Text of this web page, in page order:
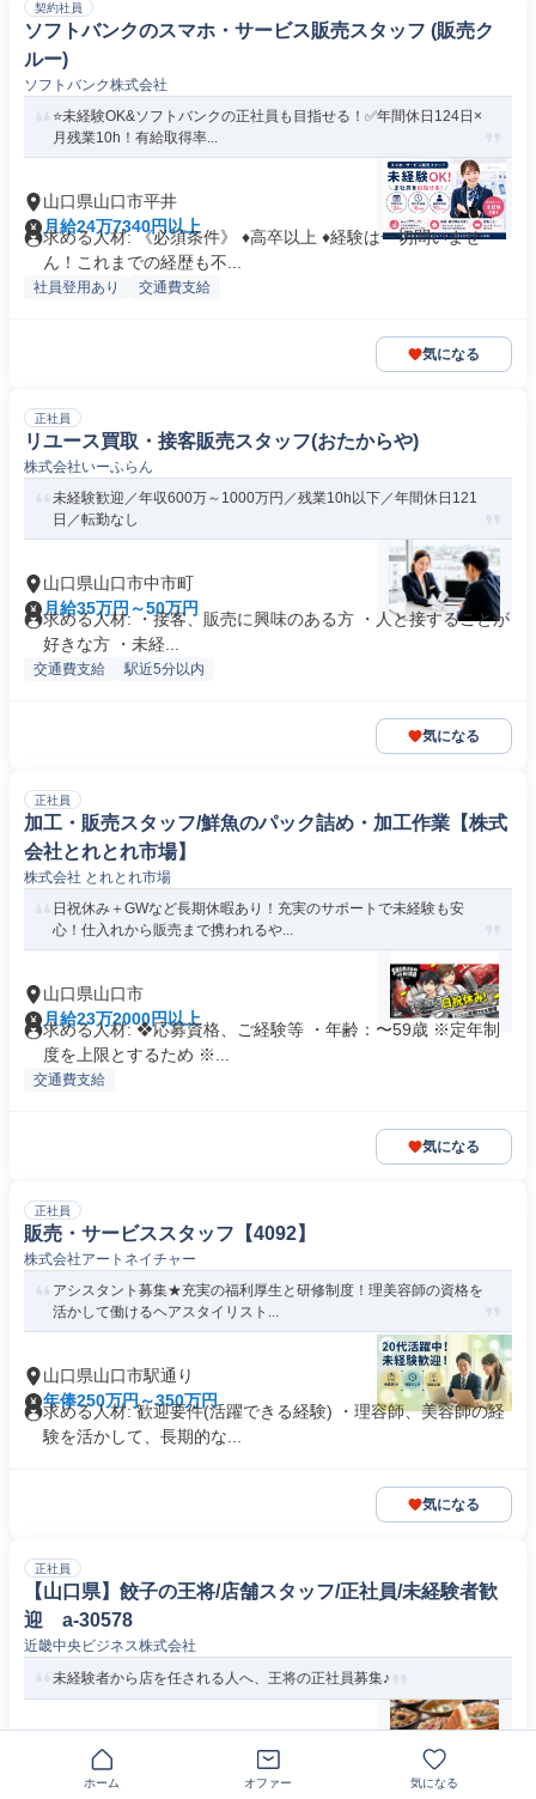
契約社員
ソフトバンクのスマホ・サービス販売スタッフ (販売ク
ルー)
ソフトバンク株式会社
⭐未経験OK&ソフトバンクの正社員も目指せる！✅年間休日124日×
月残業10h！有給取得率...
山口県山口市平井
月給24万7340円以上
求める人材: 《必須条件》 ♦高卒以上 ♦経験は一切問いませ
ん！これまでの経歴も不...
社員登用あり 交通費支給
気になる
正社員
リユース買取・接客販売スタッフ(おたからや)
株式会社いーふらん
未経験歓迎／年収600万～1000万円／残業10h以下／年間休日121
日／転勤なし
山口県山口市中市町
月給35万円～50万円
求める人材: ・接客、販売に興味のある方 ・人と接することが
好きな方 ・未経...
交通費支給 駅近5分以内
気になる
正社員
加工・販売スタッフ/鮮魚のパック詰め・加工作業【株式
会社とれとれ市場】
株式会社 とれとれ市場
日祝休み＋GWなど長期休暇あり！充実のサポートで未経験も安
心！仕入れから販売まで携われるや...
山口県山口市
月給23万2000円以上
求める人材: ❖応募資格、ご経験等 ・年齢：〜59歳 ※定年制
度を上限とするため ※...
交通費支給
気になる
正社員
販売・サービススタッフ【4092】
株式会社アートネイチャー
アシスタント募集★充実の福利厚生と研修制度！理美容師の資格を
活かして働けるヘアスタイリスト...
山口県山口市駅通り
年俸250万円～350万円
求める人材: 歓迎要件(活躍できる経験) ・理容師、美容師の経
験を活かして、長期的な...
気になる
正社員
【山口県】餃子の王将/店舗スタッフ/正社員/未経験者歓
迎 a-30578
近畿中央ビジネス株式会社
未経験者から店を任される人へ、王将の正社員募集♪
月給22万3450円～30万円
求める人材: 【MUST】 ・飲食業界で活躍したい方 ・社員の働
ホーム オファー 気になる